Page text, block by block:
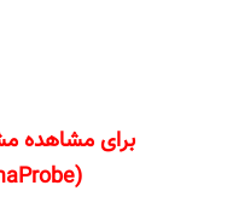
برای مشاهده
(GammaProbe) کلیک کنید.